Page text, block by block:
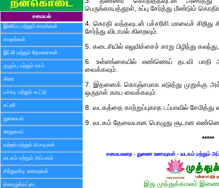
சமையல்
இனிப்பு மற்றும் காரங்கள்
சாதங்கள்
இட்லி மற்றும் தோசைகள்
குழம்பு மற்றும் ரசம்
கீரை
பச்சடி மற்றும் கூட்டு
சட்னி
துவையல்
ஊறுகாய்
வற்றல் மற்றும் பொடிகள்
வடகம் மற்றும் அப்பளம்
சிற்றுண்டி உணவுகள்
கொழுக்கட்டை
பெருங்காயத்தூள், உப்பு சேர்த்து மீண்டும்
4. கொதி வந்தவுடன் பச்சரிசி மாவைச் சிறிது
சேர்ந்து விடாமல் கிளறவும்.
5. கடைசியில் எலுமிச்சைச் சாறு பிழிந்து
6. உள்ளங்கையில் எண்ணெய் தடவி பாதி
வைக்கவும்.
7. இதனைக் கொஞ்சமாக எடுத்து முறுக்கு
ஒருநாள் காய வைக்கவும்.
8. வடகத்தை காற்றுப்புகாத டப்பாவில்
9. வடகம் தேவையான பொழுது சூடான
*****
சமையலறை - துணை உணவுகள் - வடகம் மற்றும்
இது முத்துக்கமலம்